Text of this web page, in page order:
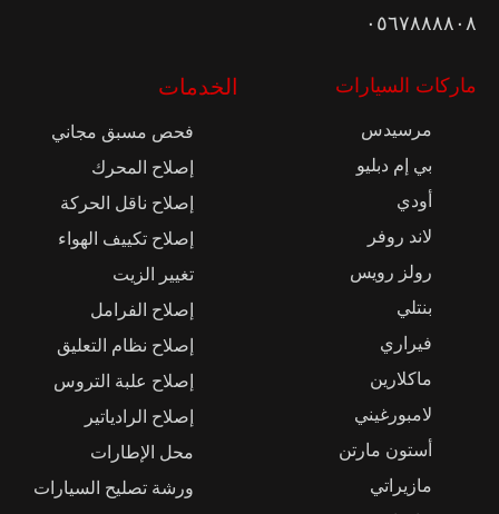
٠٥٦٧٨٨٨٨٠٨
ماركات السيارات
مرسيدس
بي إم دبليو
أودي
لاند روفر
رولز رويس
بنتلي
فيراري
ماكلارين
لامبورغيني
أستون مارتن
مازيراتي
الخدمات
فحص مسبق مجاني
إصلاح المحرك
إصلاح ناقل الحركة
إصلاح تكييف الهواء
تغيير الزيت
إصلاح الفرامل
إصلاح نظام التعليق
إصلاح علبة التروس
إصلاح الرادياتير
محل الإطارات
ورشة تصليح السيارات